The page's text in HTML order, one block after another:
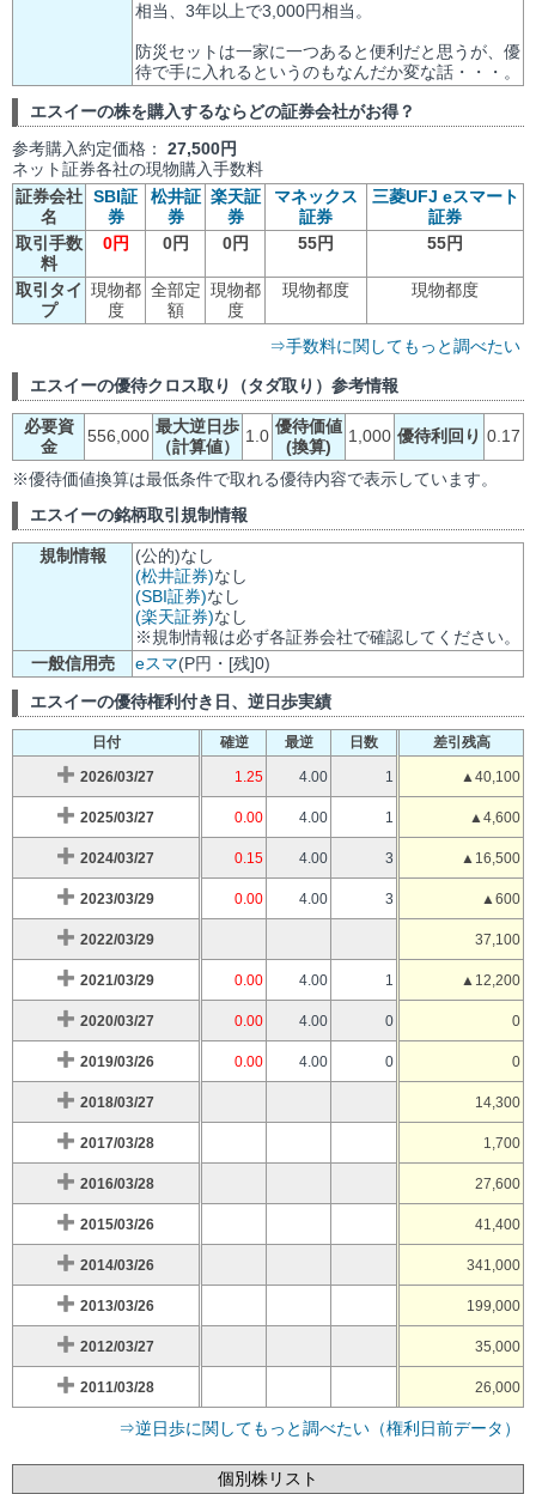
相当、3年以上で3,000円相当。
防災セットは一家に一つあると便利だと思うが、優
待で手に入れるというのもなんだか変な話・・・。
エスイーの株を購入するならどの証券会社がお得？
参考購入約定価格： 27,500円
ネット証券各社の現物購入手数料
証券会社
名
SBI証
券
松井証
券
楽天証
券
マネックス
証券
三菱UFJ eスマート
証券
取引手数
料
0円 0円 0円 55円 55円
取引タイ
プ
現物都
度
全部定
額
現物都
度
現物都度 現物都度
⇒手数料に関してもっと調べたい
エスイーの優待クロス取り（タダ取り）参考情報
必要資
金
556,000 最大逆日歩
（計算値）
1.0 優待価値
(換算)
1,000 優待利回り 0.17
※優待価値換算は最低条件で取れる優待内容で表示しています。
エスイーの銘柄取引規制情報
規制情報
(公的)なし
(松井証券)なし
(SBI証券)なし
(楽天証券)なし
※規制情報は必ず各証券会社で確認してください。
一般信用売
eスマ(P円・[残]0)
エスイーの優待権利付き日、逆日歩実績
日付 確逆 最逆 日数 差引残高
2026/03/27 1.25 4.00 1 ▲40,100
2025/03/27 0.00 4.00 1 ▲4,600
2024/03/27 0.15 4.00 3 ▲16,500
2023/03/29 0.00 4.00 3 ▲600
2022/03/29 37,100
2021/03/29 0.00 4.00 1 ▲12,200
2020/03/27 0.00 4.00 0 0
2019/03/26 0.00 4.00 0 0
2018/03/27 14,300
2017/03/28 1,700
2016/03/28 27,600
2015/03/26 41,400
2014/03/26 341,000
2013/03/26 199,000
2012/03/27 35,000
2011/03/28 26,000
⇒逆日歩に関してもっと調べたい（権利日前データ）
個別株リスト